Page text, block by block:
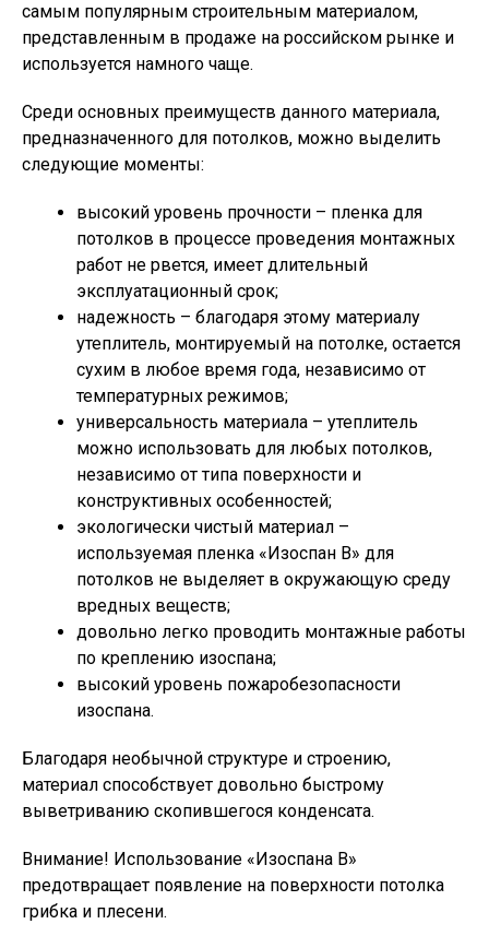
самым популярным строительным материалом,
представленным в продаже на российском рынке и
используется намного чаще.
Среди основных преимуществ данного материала,
предназначенного для потолков, можно выделить
следующие моменты:
высокий уровень прочности – пленка для
потолков в процессе проведения монтажных
работ не рвется, имеет длительный
эксплуатационный срок;
надежность – благодаря этому материалу
утеплитель, монтируемый на потолке, остается
сухим в любое время года, независимо от
температурных режимов;
универсальность материала – утеплитель
можно использовать для любых потолков,
независимо от типа поверхности и
конструктивных особенностей;
экологически чистый материал –
используемая пленка «Изоспан В» для
потолков не выделяет в окружающую среду
вредных веществ;
довольно легко проводить монтажные работы
по креплению изоспана;
высокий уровень пожаробезопасности
изоспана.
Благодаря необычной структуре и строению,
материал способствует довольно быстрому
выветриванию скопившегося конденсата.
Внимание! Использование «Изоспана В»
предотвращает появление на поверхности потолка
грибка и плесени.